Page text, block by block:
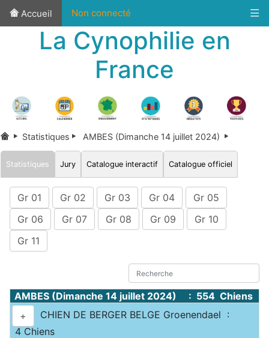
Accueil Non connecté
La Cynophilie en
France
Statistiques AMBES (Dimanche 14 juillet 2024)
Statistiques Jury Catalogue interactif Catalogue officiel
Gr 01 Gr 02 Gr 03 Gr 04
Gr 05
Gr 06
Gr 07 Gr 08 Gr 09
Gr 10
Gr 11
AMBES (Dimanche 14 juillet 2024) : 554 Chiens
+
CHIEN DE BERGER BELGE Groenendael :
4 Chiens